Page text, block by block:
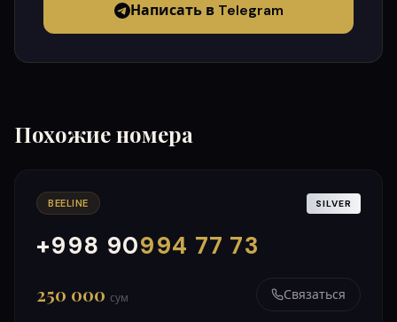
Написать в Telegram
Похожие номера
BEELINE SILVER
+998 90994 77 73
000
999
250 000 сум Связаться